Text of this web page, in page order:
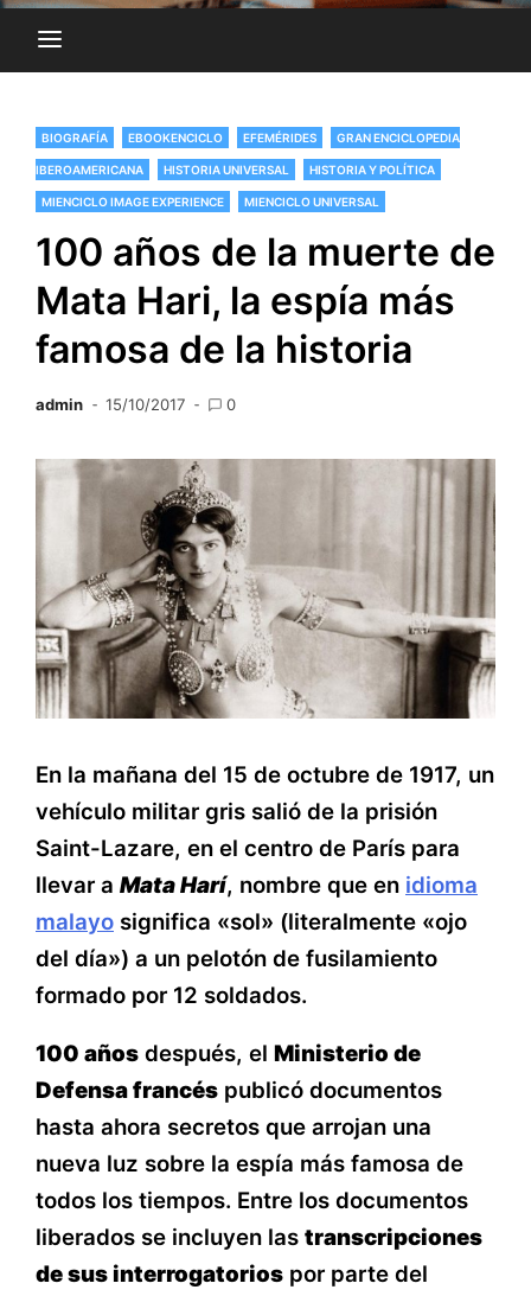
BIOGRAFÍA EBOOKENCICLO EFEMÉRIDES GRAN ENCICLOPEDIA
IBEROAMERICANA HISTORIA UNIVERSAL HISTORIA Y POLÍTICA
MIENCICLO IMAGE EXPERIENCE MIENCICLO UNIVERSAL
100 años de la muerte de
Mata Hari, la espía más
famosa de la historia
admin 15/10/2017 0
En la mañana del 15 de octubre de 1917, un
vehículo militar gris salió de la prisión
Saint-Lazare, en el centro de París para
llevar a Mata Harí, nombre que en idioma
malayo significa «sol» (literalmente «ojo
del día») a un pelotón de fusilamiento
formado por 12 soldados.
100 años después, el Ministerio de
Defensa francés publicó documentos
hasta ahora secretos que arrojan una
nueva luz sobre la espía más famosa de
todos los tiempos. Entre los documentos
liberados se incluyen las transcripciones
de sus interrogatorios por parte del